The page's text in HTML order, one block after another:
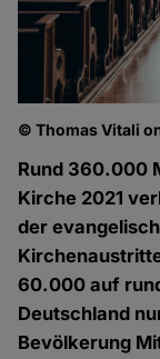
© Thomas Vitali
Rund 360.000
Kirche 2021
der
60.000 auf
Deutschland
Bevölkerung